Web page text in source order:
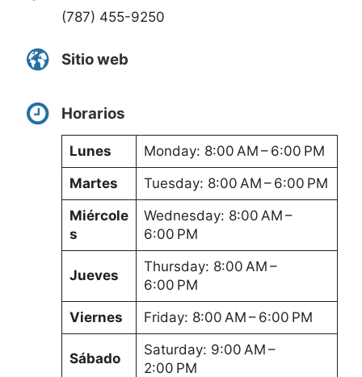
(787) 455-9250
Sitio web
Horarios
Lunes
Monday: 8:00 AM – 6:00 PM
Martes
Tuesday: 8:00 AM – 6:00 PM
Miércole
s
Wednesday: 8:00 AM –
6:00 PM
Jueves
Thursday: 8:00 AM –
6:00 PM
Viernes
Friday: 8:00 AM – 6:00 PM
Sábado
Saturday: 9:00 AM –
2:00 PM